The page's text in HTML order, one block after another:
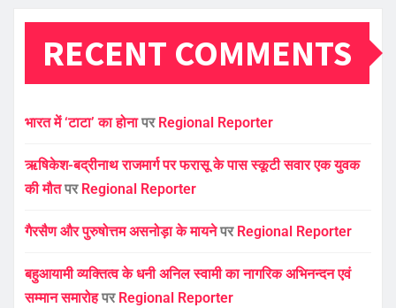
RECENT COMMENTS
भारत में ‘टाटा’ का होनापर Regional Reporter
ऋषिकेश-बद्रीनाथ राजमार्ग पर फरासू के पास स्कूटी सवार एक युवक
की मौतपर Regional Reporter
गैरसैण और पुरुषोत्तम असनोड़ा के मायनेपर Regional Reporter
बहुआयामी व्यक्तित्व के धनी अनिल स्वामी का नागरिक अभिनन्दन एवं
सम्मान समारोहपर Regional Reporter